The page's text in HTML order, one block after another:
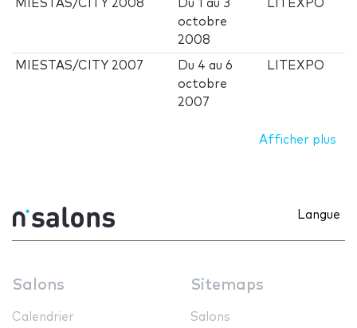
MIESTAS/CITY 2008 Du1 au 3
octobre
2008
LITEXPO
MIESTAS/CITY 2007 Du 4 au6
octobre
2007
LITEXPO
Afficher plus
Langue
Salons
Calendrier
Sitemaps
Salons